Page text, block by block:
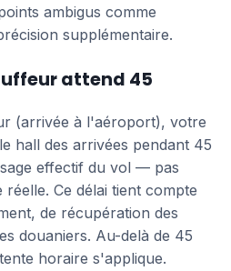
ambigus comme
supplémentaire.
attend 45
(arrivée à l'aéroport), votre
hall des arrivées pendant 45
effectif du vol — pas
Ce délai tient compte
de récupération des
douaniers. Au-delà de 45
horaire s'applique.